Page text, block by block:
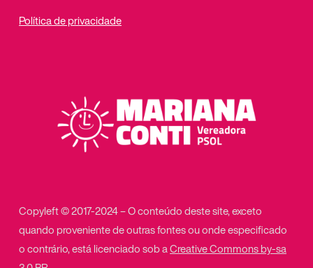
Política de privacidade
Copyleft © 2017-2024 – O conteúdo deste site, exceto
quando proveniente de outras fontes ou onde especificado
o contrário, está licenciado sob aCreative Commons by-sa